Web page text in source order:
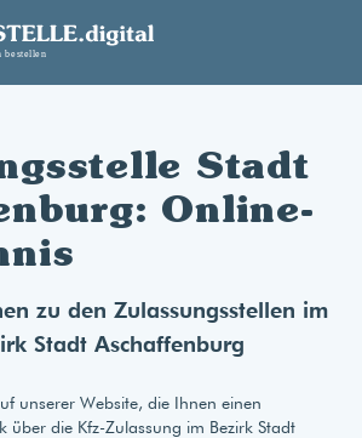
Stadt
Online-
zu den Zulassungsstellen im
Stadt Aschaffenburg
unserer Website, die Ihnen einen
über die Kfz-Zulassung im Bezirk Stadt